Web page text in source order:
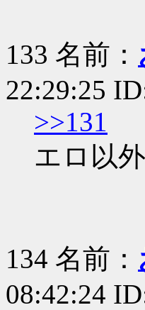
133 名前：
22:29:25
>>131
エロ以
134 名前：
08:42:24